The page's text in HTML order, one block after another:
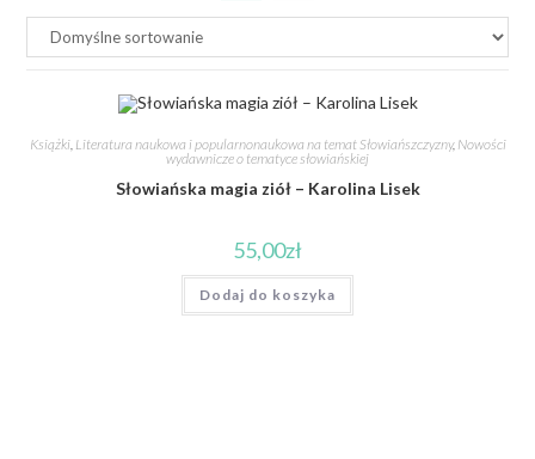
Książki, Literatura naukowa i popularnonaukowa na temat Słowiańszczyzny, Nowości
wydawnicze o tematyce słowiańskiej
Słowiańska magia ziół – Karolina Lisek
55,00zł
Dodaj do koszyka